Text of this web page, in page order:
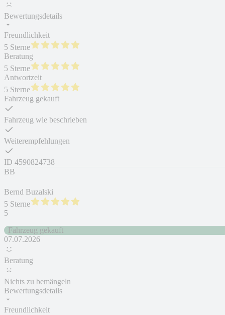
Bewertungsdetails
Freundlichkeit
5 Sterne
Beratung
5 Sterne
Antwortzeit
5 Sterne
Fahrzeug gekauft
Fahrzeug wie beschrieben
Weiterempfehlungen
ID 4590824738
BB
Bernd Buzalski
5 Sterne
5
Fahrzeug gekauft
07.07.2026
Beratung
Nichts zu bemängeln
Bewertungsdetails
Freundlichkeit